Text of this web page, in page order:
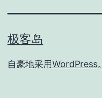
极客岛
自豪地采用WordPress。